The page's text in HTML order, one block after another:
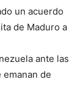
un acuerdo
de Maduro a
ante las
de